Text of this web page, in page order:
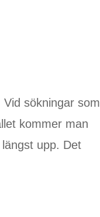
sökningar som
kommer man
upp. Det